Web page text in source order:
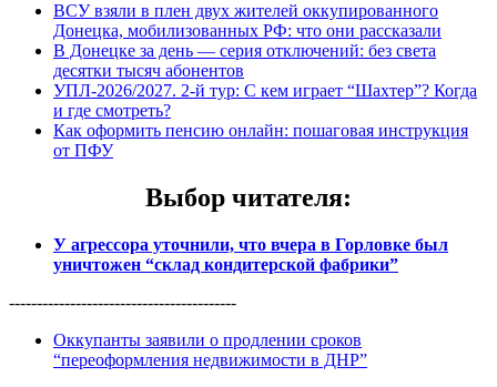
ВСУ взяли в плен двух жителей оккупированного
Донецка, мобилизованных РФ: что они рассказали
В Донецке за день — серия отключений: без света
десятки тысяч абонентов
УПЛ-2026/2027. 2-й тур: С кем играет “Шахтер”? Когда
и где смотреть?
Как оформить пенсию онлайн: пошаговая инструкция
от ПФУ
Выбор читателя:
У агрессора уточнили, что вчера в Горловке был
уничтожен “склад кондитерской фабрики”
-----------------------------------------
Оккупанты заявили о продлении сроков
“переоформления недвижимости в ДНР”